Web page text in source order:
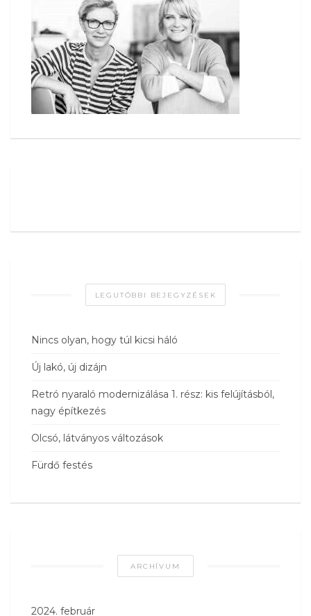
LEGUTÓBBI BEJEGYZÉSEK
Nincs olyan, hogy túl kicsi háló
Új lakó, új dizájn
Retró nyaraló modernizálása 1. rész: kis felújításból,
nagy építkezés
Olcsó, látványos változások
Fürdő festés
ARCHÍVUM
2024. február